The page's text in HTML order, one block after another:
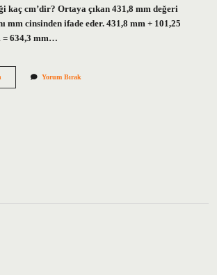
kaç cm’dir? Ortaya çıkan 431,8 mm değeri
mm cinsinden ifade eder. 431,8 mm + 101,25
= 634,3 mm…
Lastik
Yorum Bırak